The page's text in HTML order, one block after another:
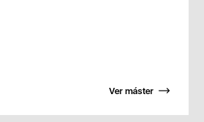
Ver máster